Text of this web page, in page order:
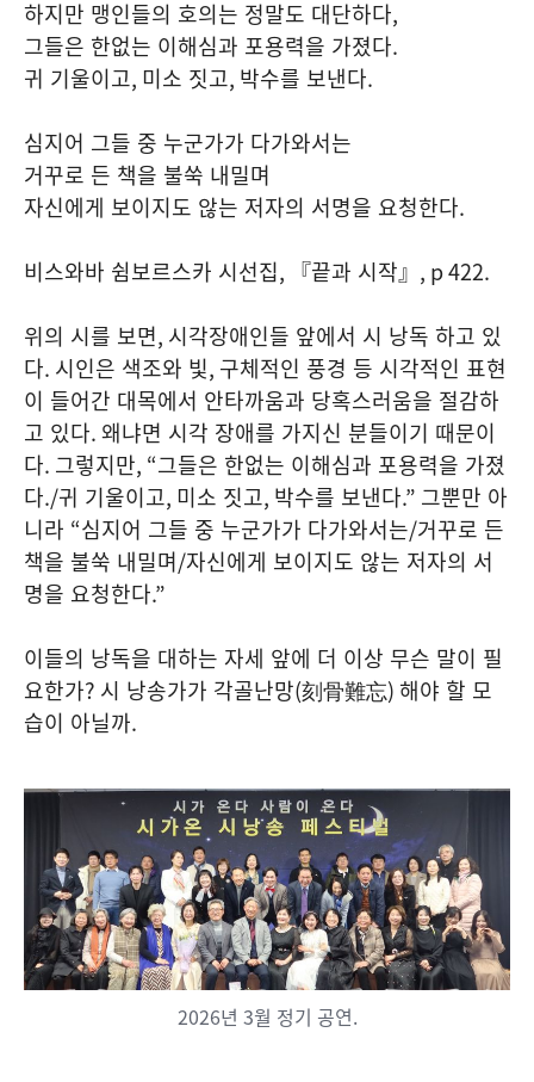
하지만 맹인들의 호의는 정말도 대단하다,
그들은 한없는 이해심과 포용력을 가졌다.
귀 기울이고, 미소 짓고, 박수를 보낸다.
심지어 그들 중 누군가가 다가와서는
거꾸로 든 책을 불쑥 내밀며
자신에게 보이지도 않는 저자의 서명을 요청한다.
비스와바 쉼보르스카 시선집, 『끝과 시작』 , p 422.
위의 시를 보면, 시각장애인들 앞에서 시 낭독 하고 있
다. 시인은 색조와 빛, 구체적인 풍경 등 시각적인 표현
이 들어간 대목에서 안타까움과 당혹스러움을 절감하
고 있다.왜냐면 시각 장애를 가지신 분들이기 때문이
다. 그렇지만, “그들은 한없는 이해심과 포용력을 가졌
다./귀 기울이고, 미소 짓고, 박수를 보낸다.” 그뿐만 아
니라 “심지어 그들 중 누군가가 다가와서는/거꾸로 든
책을 불쑥 내밀며/자신에게 보이지도 않는 저자의 서
명을 요청한다.”
이들의 낭독을 대하는 자세 앞에 더 이상 무슨 말이 필
요한가? 시 낭송가가 각골난망(刻骨難忘) 해야 할 모
습이 아닐까.
2026년 3월 정기 공연.